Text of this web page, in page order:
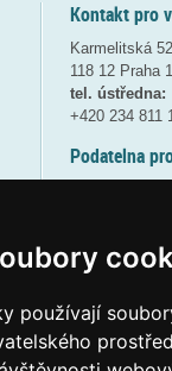
používají
Kontakt pro
Karmelitská
118 12 Praha 1
tel. ústředna:
+420 234 811
Podatelna
(více informací
Elektronická